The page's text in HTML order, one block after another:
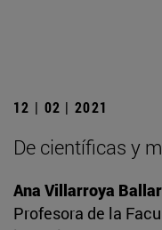
12 | 02 | 2021
De científicas y
Ana Villarroya
Profesora de la